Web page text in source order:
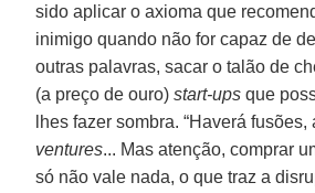
sido aplicar o axioma que
inimigo quando não for capaz de
outras palavras, sacar o talão de
(a preço de ouro)start-ups que
lhes fazer sombra. “Haverá
ventures... Mas atenção, comprar
só não vale nada, o que traz a